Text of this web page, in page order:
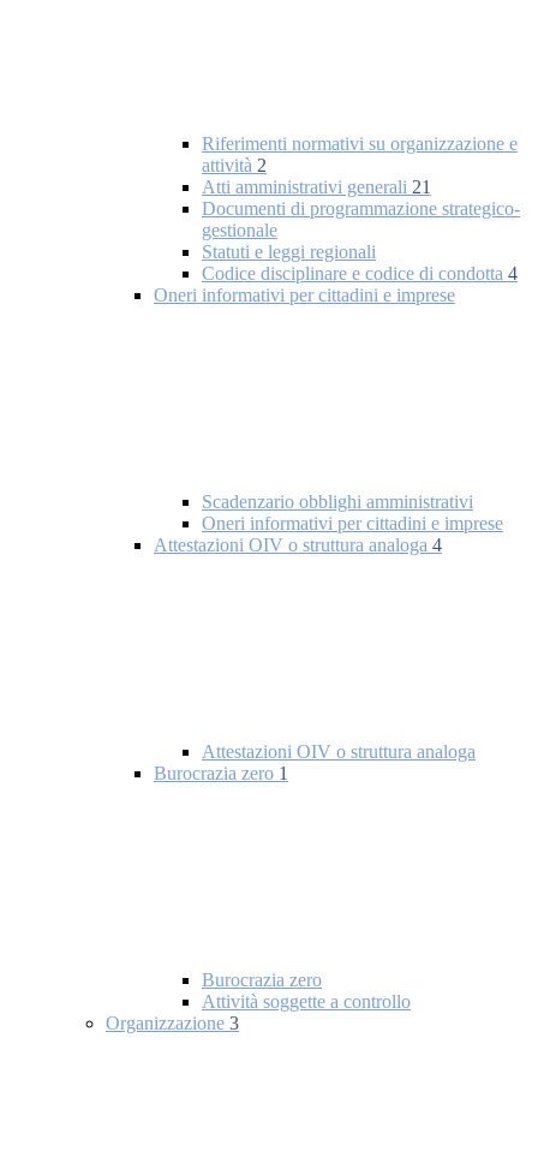
Riferimenti normativi su organizzazione e
attività 2
Atti amministrativi generali 21
Documenti di programmazione strategico-
gestionale
Statuti e leggi regionali
Codice disciplinare e codice di condotta 4
Oneri informativi per cittadini e imprese
Scadenzario obblighi amministrativi
Oneri informativi per cittadini e imprese
Attestazioni OIV o struttura analoga 4
Attestazioni OIV o struttura analoga
Burocrazia zero 1
Burocrazia zero
Attività soggette a controllo
Organizzazione 3